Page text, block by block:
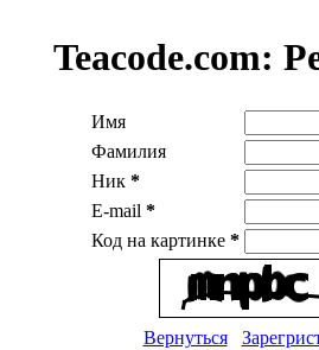
Teacode.com:
Имя
Фамилия
Ник *
E-mail *
Код на картинке *
Вернуться